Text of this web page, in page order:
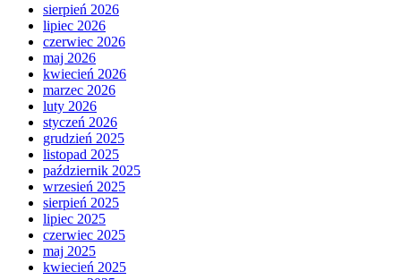
sierpień 2026
lipiec 2026
czerwiec 2026
maj 2026
kwiecień 2026
marzec 2026
luty 2026
styczeń 2026
grudzień 2025
listopad 2025
październik 2025
wrzesień 2025
sierpień 2025
lipiec 2025
czerwiec 2025
maj 2025
kwiecień 2025